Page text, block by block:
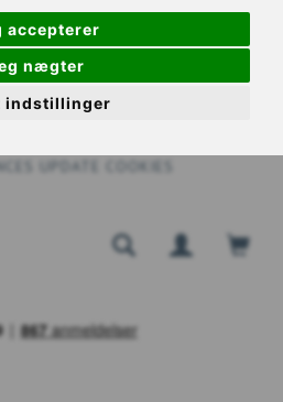
accepterer
nægter
indstillinger
UPDATE COOKIES